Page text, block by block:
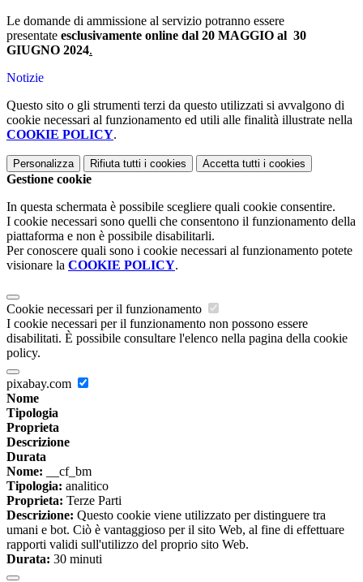
Le domande di ammissione al servizio potranno essere
presentate esclusivamente online dal 20 MAGGIO al 30
GIUGNO 2024.
Notizie
Questo sito o gli strumenti terzi da questo utilizzati si avvalgono di
cookie necessari al funzionamento ed utili alle finalità illustrate nella
COOKIE POLICY.
Personalizza Rifiuta tutti i cookies Accetta tutti i cookies
Gestione cookie
In questa schermata è possibile scegliere quali cookie consentire.
I cookie necessari sono quelli che consentono il funzionamento della
piattaforma e non è possibile disabilitarli.
Per conoscere quali sono i cookie necessari al funzionamento potete
visionare la COOKIE POLICY.
Cookie necessari per il funzionamento
I cookie necessari per il funzionamento non possono essere
disabilitati. È possibile consultare l'elenco nella pagina della cookie
policy.
pixabay.com
Nome
Tipologia
Proprieta
Descrizione
Durata
Nome: __cf_bm
Tipologia: analitico
Proprieta: Terze Parti
Descrizione: Questo cookie viene utilizzato per distinguere tra
umani e bot. Ciò è vantaggioso per il sito Web, al fine di effettuare
rapporti validi sull'utilizzo del proprio sito Web.
Durata: 30 minuti